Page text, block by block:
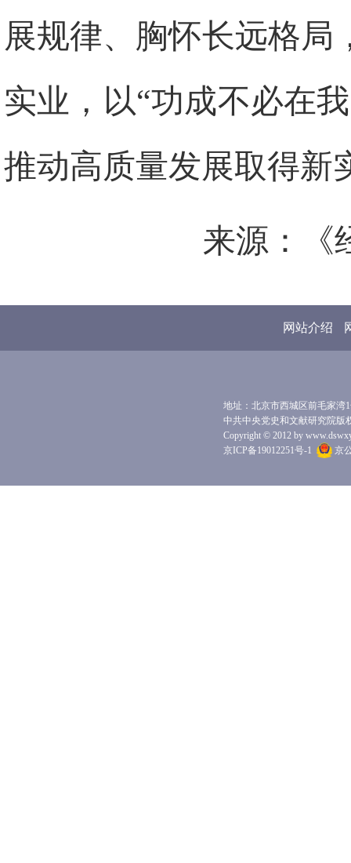
展规律、胸怀长远格局
实业，以“功成不必在
推动高质量发展取得新
来源：《
网站介绍
地址：北京市西城区前毛家湾
中共中央党史和文献研究院版
Copyright © 2012 by
京ICP备19012251号-1
京